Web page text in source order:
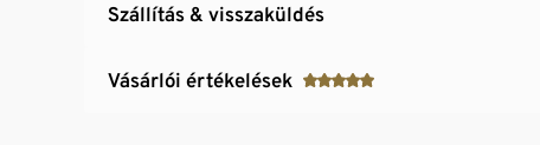
Szállítás & visszaküldés
Vásárlói értékelések